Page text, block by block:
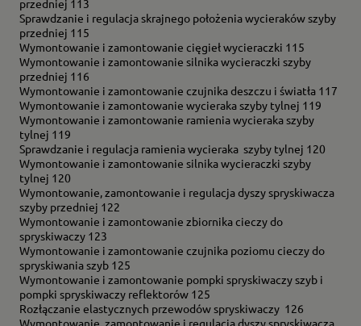
przedniej 113
Sprawdzanie i regulacja skrajnego położenia wycieraków szyby
przedniej 115
Wymontowanie i zamontowanie cięgieł wycieraczki 115
Wymontowanie i zamontowanie silnika wycieraczki szyby
przedniej 116
Wymontowanie i zamontowanie czujnika deszczu i światła 117
Wymontowanie i zamontowanie wycieraka szyby tylnej 119
Wymontowanie i zamontowanie ramienia wycieraka szyby
tylnej 119
Sprawdzanie i regulacja ramienia wycieraka szyby tylnej 120
Wymontowanie i zamontowanie silnika wycieraczki szyby
tylnej 120
Wymontowanie, zamontowanie i regulacja dyszy spryskiwacza
szyby przedniej 122
Wymontowanie i zamontowanie zbiornika cieczy do
spryskiwaczy 123
Wymontowanie i zamontowanie czujnika poziomu cieczy do
spryskiwania szyb 125
Wymontowanie i zamontowanie pompki spryskiwaczy szyb i
pompki spryskiwaczy reflektorów 125
Rozłączanie elastycznych przewodów spryskiwaczy 126
Wymontowanie, zamontowanie i regulacja dyszy spryskiwacza